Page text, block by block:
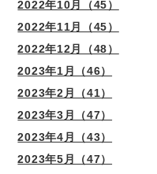
2022年10月（45）
2022年11月（45）
2022年12月（48）
2023年1月（46）
2023年2月（41）
2023年3月（47）
2023年4月（43）
2023年5月（47）